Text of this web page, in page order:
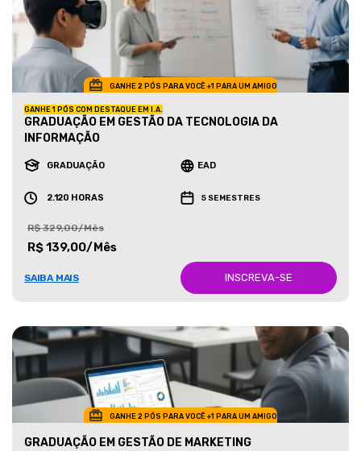
GANHE 2 PÓS PARA VOCÊ +1 PARA UM AMIGO
GANHE 1 PÓS COM DESTAQUE EM I.A.
GRADUAÇÃO EM GESTÃO DA TECNOLOGIA DA
INFORMAÇÃO
GRADUAÇÃO EAD
2.120 HORAS 5 SEMESTRES
R$ 329,00/Mês
R$ 139,00/Mês
SAIBA MAIS INSCREVA-SE
GANHE 2 PÓS PARA VOCÊ +1 PARA UM AMIGO
GRADUAÇÃO EM GESTÃO DE MARKETING